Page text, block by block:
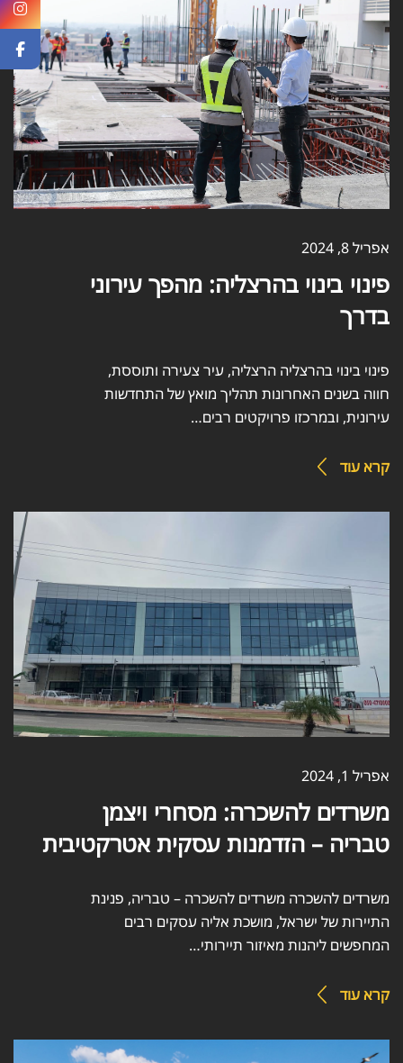
אפריל 8, 2024
פינוי בינוי בהרצליה: מהפך עירוני
בדרך
פינוי בינוי בהרצליה הרצליה, עיר צעירה ותוססת,
חווה בשנים האחרונות תהליך מואץ של התחדשות
עירונית, ובמרכזו פרויקטים רבים…
קרא עוד
אפריל 1, 2024
משרדים להשכרה: מסחרי ויצמן
טבריה – הזדמנות עסקית אטרקטיבית
משרדים להשכרה משרדים להשכרה – טבריה, פנינת
התיירות של ישראל, מושכת אליה עסקים רבים
המחפשים ליהנות מאיזור תיירותי…
קרא עוד